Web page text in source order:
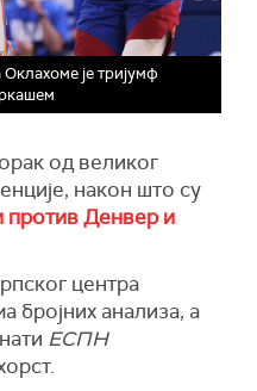
је тријумф
од великог
након што су
против Денвер и
центра
бројних анализа, а
ЕСПН